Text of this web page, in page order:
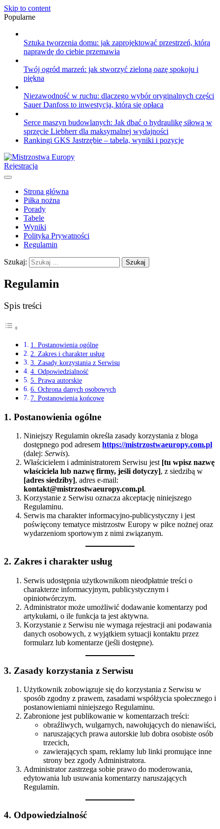
Skip to content
Popularne
Sztuka tworzenia domu: jak zaprojektować przestrzeń, która
naprawdę do ciebie przemawia
Twój ogród marzeń: jak stworzyć zieloną oazę spokoju i
piękna
Niezawodność w ruchu: dlaczego wybór oryginalnych części
Sauer Danfoss to inwestycja, która się opłaca
Serce maszyn budowlanych: Jak dbać o hydraulikę siłową w
sprzęcie Liebherr dla maksymalnej wydajności
Rankingi GKS Jastrzębie – tabela, wyniki i pozycje
Rejestracja
Strona główna
Piłka nożna
Porady
Tabele
Wyniki
Polityka Prywatności
Regulamin
Szukaj:
Regulamin
Spis treści
1. Postanowienia ogólne
2. Zakres i charakter usług
3. Zasady korzystania z Serwisu
4. Odpowiedzialność
5. Prawa autorskie
6. Ochrona danych osobowych
7. Postanowienia końcowe
1. Postanowienia ogólne
Niniejszy Regulamin określa zasady korzystania z bloga
dostępnego pod adresem https://mistrzostwaeuropy.com.pl
(dalej: Serwis).
Właścicielem i administratorem Serwisu jest [tu wpisz nazwę
właściciela lub nazwę firmy, jeśli dotyczy], z siedzibą w
[adres siedziby], adres e-mail:
kontakt@mistrzostwaeuropy.com.pl.
Korzystanie z Serwisu oznacza akceptację niniejszego
Regulaminu.
Serwis ma charakter informacyjno-publicystyczny i jest
poświęcony tematyce mistrzostw Europy w piłce nożnej oraz
wydarzeniom sportowym z nimi związanym.
2. Zakres i charakter usług
Serwis udostępnia użytkownikom nieodpłatnie treści o
charakterze informacyjnym, publicystycznym i
opiniotwórczym.
Administrator może umożliwić dodawanie komentarzy pod
artykułami, o ile funkcja ta jest aktywna.
Korzystanie z Serwisu nie wymaga rejestracji ani podawania
danych osobowych, z wyjątkiem sytuacji kontaktu przez
formularz lub komentarze (jeśli dostępne).
3. Zasady korzystania z Serwisu
Użytkownik zobowiązuje się do korzystania z Serwisu w
sposób zgodny z prawem, zasadami współżycia społecznego i
postanowieniami niniejszego Regulaminu.
Zabronione jest publikowanie w komentarzach treści:
obraźliwych, wulgarnych, nawołujących do nienawiści,
naruszających prawa autorskie lub dobra osobiste osób
trzecich,
zawierających spam, reklamy lub linki promujące inne
strony bez zgody Administratora.
Administrator zastrzega sobie prawo do moderowania,
edytowania lub usuwania komentarzy naruszających
Regulamin.
4. Odpowiedzialność